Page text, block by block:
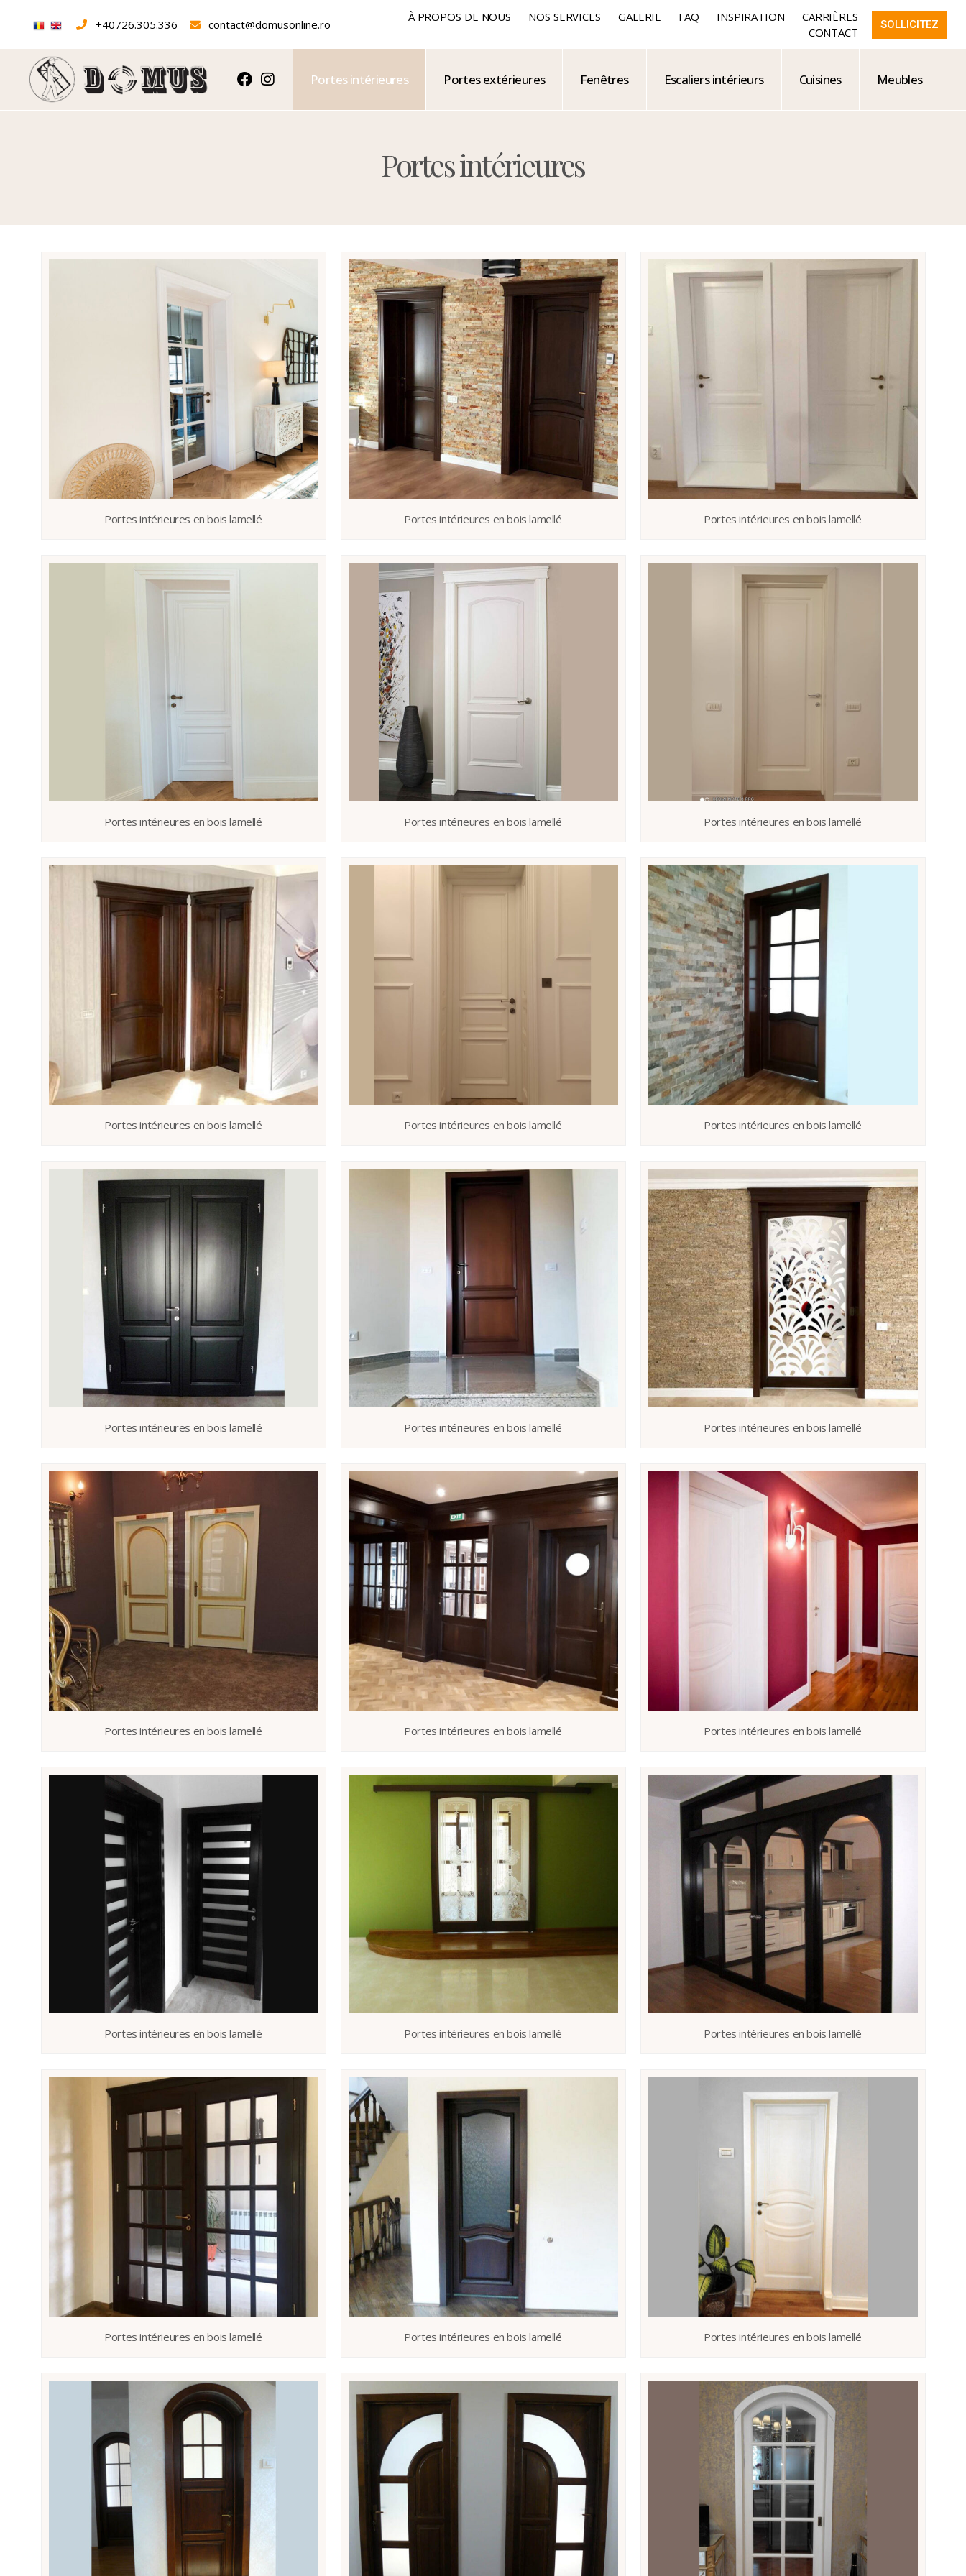
+40726.305.336 contact@domusonline.ro
À PROPOS DE NOUS NOS SERVICES GALERIE FAQ INSPIRATION
CARRIÈRES
CONTACT
SOLLICITEZ
Portes intérieures Portes extérieures Fenêtres Escaliers intérieurs Cuisines Meubles
Portes intérieures
Portes intérieures en bois lamellé Portes intérieures en bois lamellé Portes intérieures en bois lamellé
Portes intérieures en bois lamellé Portes intérieures en bois lamellé Portes intérieures en bois lamellé
Portes intérieures en bois lamellé Portes intérieures en bois lamellé Portes intérieures en bois lamellé
Portes intérieures en bois lamellé Portes intérieures en bois lamellé Portes intérieures en bois lamellé
Portes intérieures en bois lamellé Portes intérieures en bois lamellé Portes intérieures en bois lamellé
Portes intérieures en bois lamellé Portes intérieures en bois lamellé Portes intérieures en bois lamellé
Portes intérieures en bois lamellé Portes intérieures en bois lamellé Portes intérieures en bois lamellé